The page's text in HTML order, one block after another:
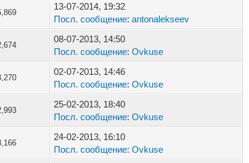
13-07-2014, 19:32
Посл. сообщение: antonalekseev
08-07-2013, 14:50
Посл. сообщение: Ovkuse
02-07-2013, 14:46
Посл. сообщение: Ovkuse
25-02-2013, 18:40
Посл. сообщение: Ovkuse
24-02-2013, 16:10
Посл. сообщение: Ovkuse